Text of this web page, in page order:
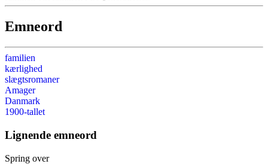
Emneord
familien
kærlighed
slægtsromaner
Amager
Danmark
1900-tallet
Lignende emneord
Spring over